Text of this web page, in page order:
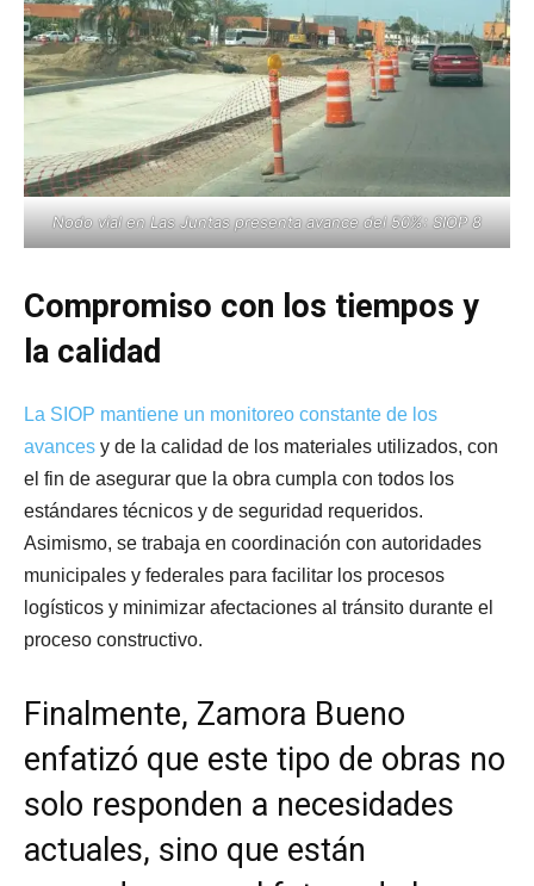
Nodo vial en Las Juntas presenta avance del 50%: SIOP 8
Compromiso con los tiempos y
la calidad
La SIOP mantiene un monitoreo constante de los
avances y de la calidad de los materiales utilizados, con
el fin de asegurar que la obra cumpla con todos los
estándares técnicos y de seguridad requeridos.
Asimismo, se trabaja en coordinación con autoridades
municipales y federales para facilitar los procesos
logísticos y minimizar afectaciones al tránsito durante el
proceso constructivo.
Finalmente, Zamora Bueno
enfatizó que este tipo de obras no
solo responden a necesidades
actuales, sino que están